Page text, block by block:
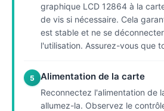
graphique LCD 12864 à la
de vis si nécessaire. Cela
est stable et ne se
l'utilisation. Assurez-vous que
5 Alimentation de la carte
Reconnectez l'alimentation de
allumez-la. Observez le